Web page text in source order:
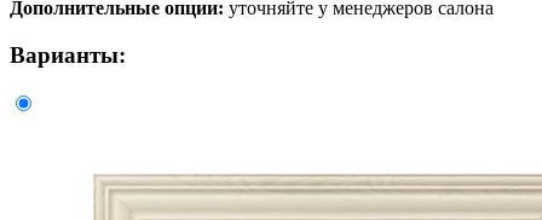
Дополнительные опции: уточняйте у менеджеров салона
Варианты: